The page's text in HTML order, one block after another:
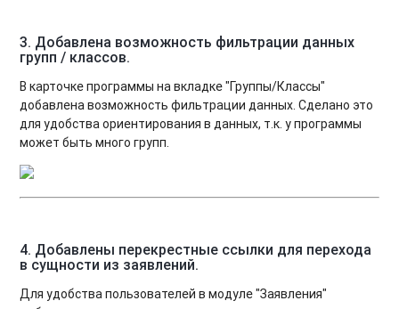
3. Добавлена возможность фильтрации данных
групп / классов.
В карточке программы на вкладке "Группы/Классы"
добавлена возможность фильтрации данных. Сделано это
для удобства ориентирования в данных, т.к. у программы
может быть много групп.
4. Добавлены перекрестные ссылки для перехода
в сущности из заявлений.
Для удобства пользователей в модуле "Заявления"